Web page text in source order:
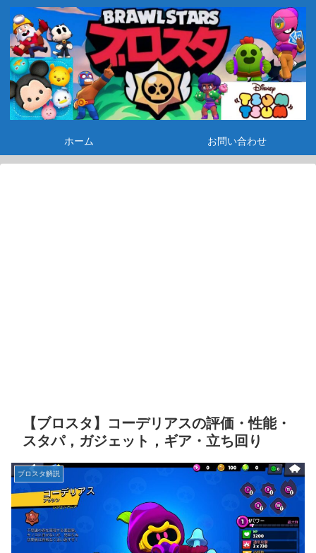
ホーム お問い合わせ
【ブロスタ】コーデリアスの評価・性能・
スタパ，ガジェット，ギア・立ち回り
ブロスタ解説